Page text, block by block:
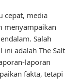
cepat, media
menyampaikan
Salah
adalah The Salt
laporan
fakta, tetapi